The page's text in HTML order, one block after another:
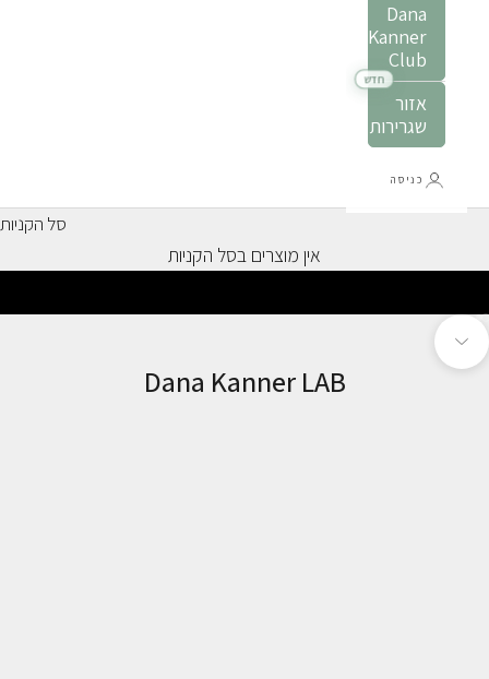
Dana
Kanner
Club
אזור
שגרירות
כניסה
סל הקניות
אין מוצרים בסל הקניות
עבור לפריט 1
עבור לפריט 2
נווט לפרק הבא
Dana Kanner LAB